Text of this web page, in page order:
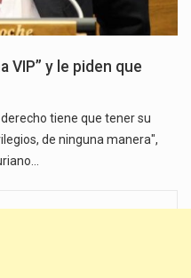
VIP” y le piden que
tiene que tener su
de ninguna manera",